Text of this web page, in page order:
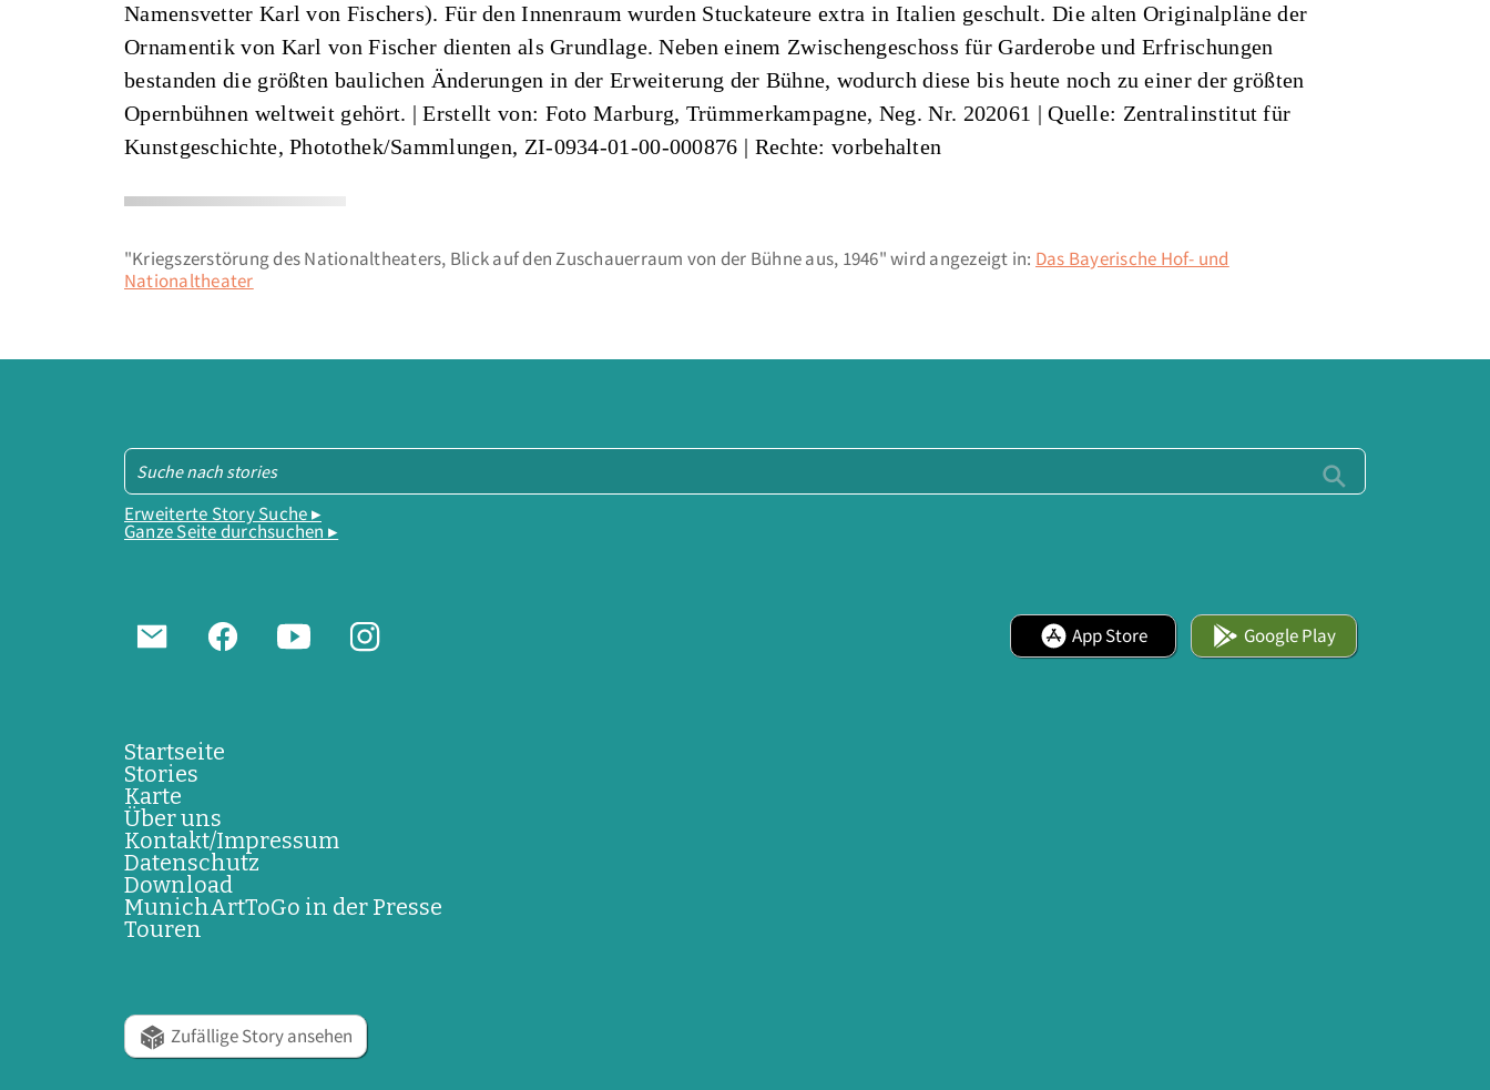
Namensvetter Karl von Fischers). Für den Innenraum wurden Stuckateure extra in Italien geschult. Die alten Originalpläne der
Ornamentik von Karl von Fischer dienten als Grundlage. Neben einem Zwischengeschoss für Garderobe und Erfrischungen
bestanden die größten baulichen Änderungen in der Erweiterung der Bühne, wodurch diese bis heute noch zu einer der größten
Opernbühnen weltweit gehört. |Erstellt von: Foto Marburg, Trümmerkampagne, Neg. Nr. 202061 |Quelle: Zentralinstitut für
Kunstgeschichte, Photothek/Sammlungen, ZI-0934-01-00-000876 | Rechte: vorbehalten
"Kriegszerstörung des Nationaltheaters, Blick auf den Zuschauerraum von der Bühne aus, 1946" wird angezeigt in: Das Bayerische Hof- und
Nationaltheater
Erweiterte Story Suche ▸
Ganze Seite durchsuchen ▸
App Store Google Play
Startseite
Stories
Karte
Über uns
Kontakt/Impressum
Datenschutz
Download
MunichArtToGo in der Presse
Touren
Zufällige Story ansehen